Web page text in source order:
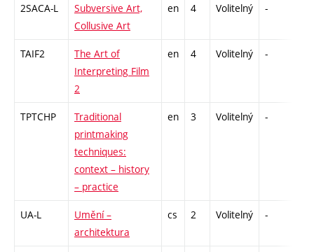
2SACA-L
Subversive Art,
Collusive Art
en 4 Volitelný -
TAIF2
The Art of
Interpreting Film
2
en 4 Volitelný -
TPTCHP
Traditional
printmaking
techniques:
context – history
– practice
en 3 Volitelný -
UA-L
Umění –
architektura
cs 2 Volitelný -